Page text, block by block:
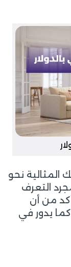
المثالية نحو
التعرف
من أن
يدور في